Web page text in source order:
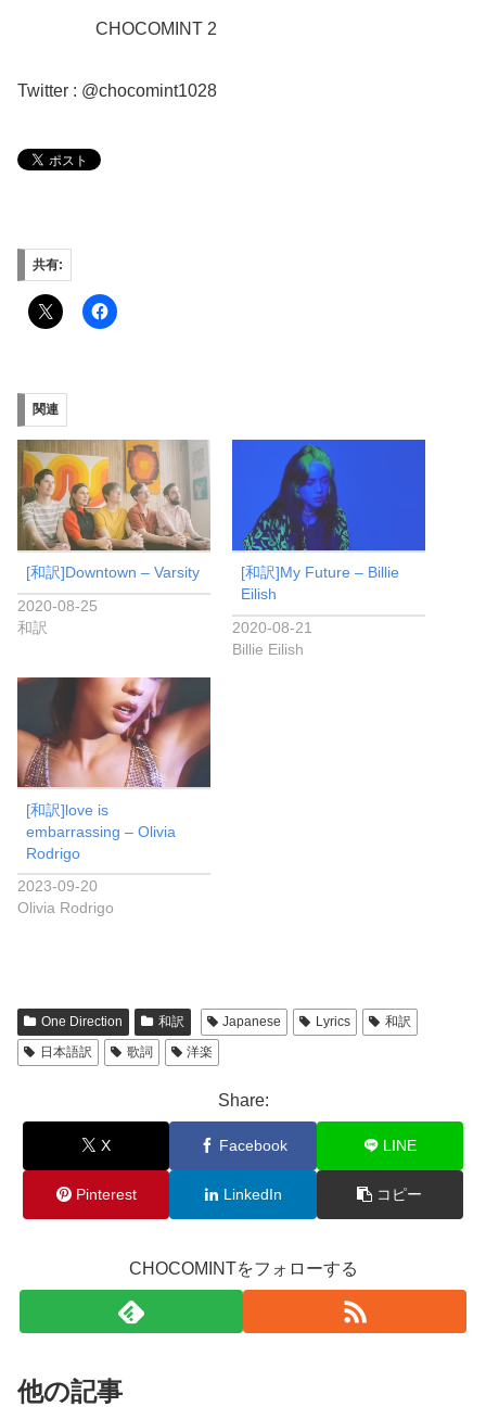
CHOCOMINT 2
Twitter : @chocomint1028
共有:
関連
[和訳]Downtown – Varsity
2020-08-25
和訳
[和訳]My Future – Billie
Eilish
2020-08-21
Billie Eilish
[和訳]love is
embarrassing – Olivia
Rodrigo
2023-09-20
Olivia Rodrigo
One Direction 和訳 Japanese Lyrics
和訳
日本語訳
歌詞 洋楽
Share:
X Facebook LINE
Pinterest LinkedIn コピー
CHOCOMINTをフォローする
他の記事